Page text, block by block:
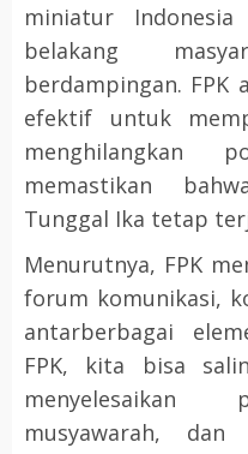
miniatur
belakang
berdampingan. FPK
efektif untuk
menghilangkan
memastikan
Tunggal Ika tetap
Menurutnya, FPK
forum komunikasi,
antarberbagai
FPK, kita bisa
menyelesaikan
musyawarah, dan